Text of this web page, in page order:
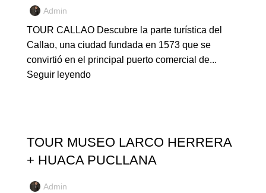
Admin
TOUR CALLAO Descubre la parte turística del
Callao, una ciudad fundada en 1573 que se
convirtió en el principal puerto comercial de...
Seguir leyendo
TOUR MUSEO LARCO HERRERA
+ HUACA PUCLLANA
Admin